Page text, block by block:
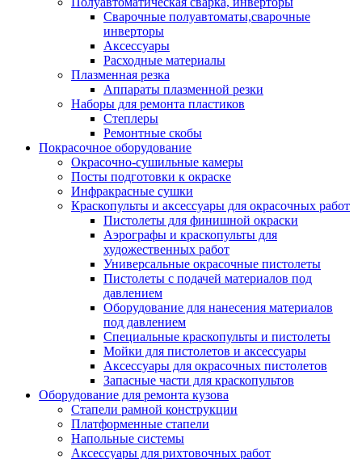
Сварочные полуавтоматы,сварочные
инверторы
Аксессуары
Расходные материалы
Плазменная резка
Аппараты плазменной резки
Наборы для ремонта пластиков
Степлеры
Ремонтные скобы
Покрасочное оборудование
Окрасочно-сушильные камеры
Посты подготовки к окраске
Инфракрасные сушки
Краскопульты и аксессуары для окрасочных работ
Пистолеты для финишной окраски
Аэрографы и краскопульты для
художественных работ
Универсальные окрасочные пистолеты
Пистолеты с подачей материалов под
давлением
Оборудование для нанесения материалов
под давлением
Специальные краскопульты и пистолеты
Мойки для пистолетов и аксессуары
Аксессуары для окрасочных пистолетов
Запасные части для краскопультов
Оборудование для ремонта кузова
Стапели рамной конструкции
Платформенные стапели
Напольные системы
Аксессуары для рихтовочных работ